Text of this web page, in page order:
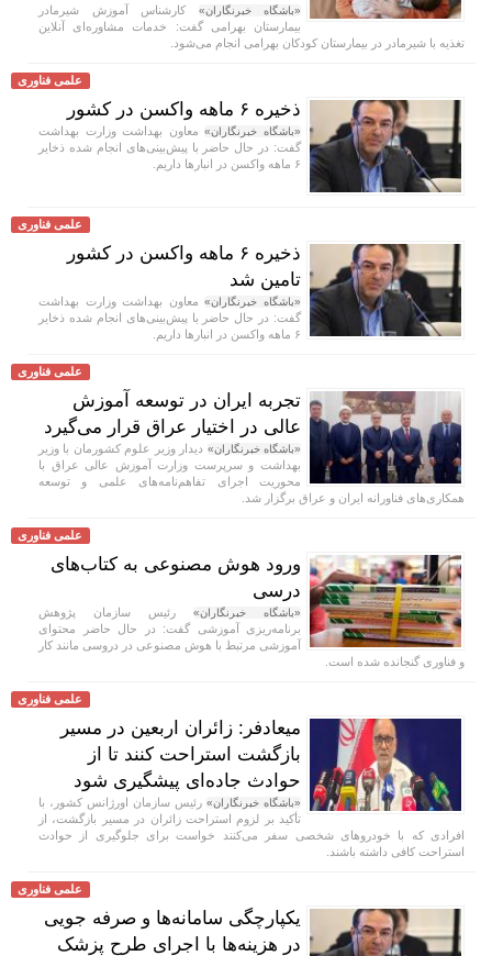
«باشگاه خبرنگاران» کارشناس آموزش شیرمادر
بیمارستان بهرامی گفت: خدمات مشاوره‌ای آنلاین
تغذیه با شیرمادر در بیمارستان کودکان بهرامی انجام می‌شود.
علمی فناوری
ذخیره ۶ ماهه واکسن در کشور
«باشگاه خبرنگاران»معاون بهداشت وزارت بهداشت
گفت: در حال حاضر با پیش‌بینی‌های انجام شده ذخایر
۶ ماهه واکسن در انبار‌ها داریم.
علمی فناوری
ذخیره ۶ ماهه واکسن در کشور
تامین شد
«باشگاه خبرنگاران»معاون بهداشت وزارت بهداشت
گفت: در حال حاضر با پیش‌بینی‌های انجام شده ذخایر
۶ ماهه واکسن در انبار‌ها داریم.
علمی فناوری
تجربه ایران در توسعه آموزش
عالی در اختیار عراق قرار می‌گیرد
«باشگاه خبرنگاران» دیدار وزیر علوم کشورمان با وزیر
بهداشت و سرپرست وزارت آموزش عالی عراق با
محوریت اجرای تفاهم‌نامه‌های علمی و توسعه
همکاری‌های فناورانه ایران و عراق برگزار شد.
علمی فناوری
ورود هوش مصنوعی به کتاب‌های
درسی
«باشگاه خبرنگاران» رئیس سازمان پژوهش
برنامه‌ریزی آموزشی گفت: در حال حاضر محتوای
آموزشی مرتبط با هوش مصنوعی در دروسی مانند کار
و فناوری گنجانده شده است.
علمی فناوری
میعادفر: زائران اربعین در مسیر
بازگشت استراحت کنند تا از
حوادث جاده‌ای پیشگیری شود
«باشگاه خبرنگاران» رئیس سازمان اورژانس کشور، با
تأکید بر لزوم استراحت زائران در مسیر بازگشت، از
افرادی که با خودروهای شخصی سفر می‌کنند خواست برای جلوگیری از حوادث
استراحت کافی داشته باشند.
علمی فناوری
یکپارچگی سامانه‌ها و صرفه جویی
در هزینه‌ها با اجرای طرح پزشک